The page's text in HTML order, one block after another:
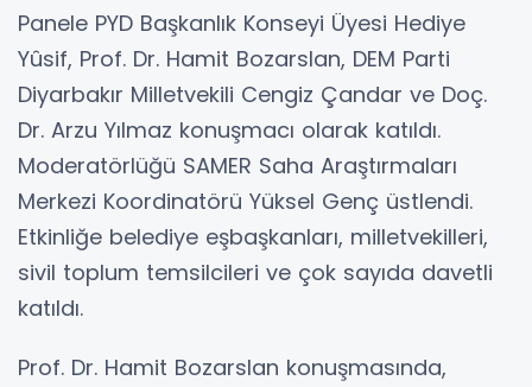
Panele PYD Başkanlık Konseyi Üyesi Hediye
Yûsif, Prof. Dr. Hamit Bozarslan, DEM Parti
Diyarbakır Milletvekili Cengiz Çandar ve Doç.
Dr. Arzu Yılmaz konuşmacı olarak katıldı.
Moderatörlüğü SAMER Saha Araştırmaları
Merkezi Koordinatörü Yüksel Genç üstlendi.
Etkinliğe belediye eşbaşkanları, milletvekilleri,
sivil toplum temsilcileri ve çok sayıda davetli
katıldı.
Prof. Dr. Hamit Bozarslan konuşmasında,